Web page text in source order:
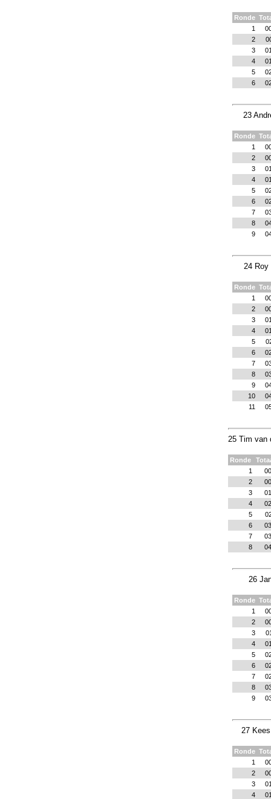
Ronde
1
2
3
4
5
6
23
Ronde
1
2
3
4
5
6
7
8
9
24 Roy
Ronde
1
2
3
4
5
6
7
8
9
10
11
25 Tim van
Ronde
1
2
3
4
5
6
7
8
26
Ronde
1
2
3
4
5
6
7
8
9
27
Ronde
1
2
3
4